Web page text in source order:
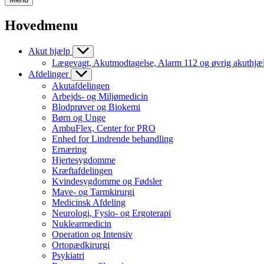
Hovedmenu
Akut hjælp
Lægevagt, Akutmodtagelse, Alarm 112 og øvrig
Afdelinger
Akutafdelingen
Arbejds- og Miljømedicin
Blodprøver og Biokemi
Børn og Unge
AmbuFlex, Center for PRO
Enhed for Lindrende behandling
Ernæring
Hjertesygdomme
Kræftafdelingen
Kvindesygdomme og Fødsler
Mave- og Tarmkirurgi
Medicinsk Afdeling
Neurologi, Fysio- og Ergoterapi
Nuklearmedicin
Operation og Intensiv
Ortopædkirurgi
Psykiatri